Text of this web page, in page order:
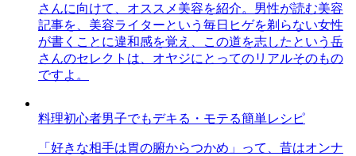
さんに向けて、オススメ美容を紹介。男性が読む美容
記事を、美容ライターという毎日ヒゲを剃らない女性
が書くことに違和感を覚え、この道を志したという岳
さんのセレクトは、オヤジにとってのリアルそのもの
ですよ。
料理初心者男子でもデキる・モテる簡単レシピ
「好きな相手は胃の腑からつかめ」って、昔はオンナ